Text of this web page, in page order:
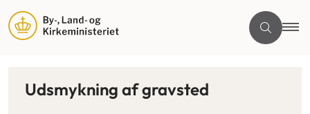
Udsmykning af gravsted